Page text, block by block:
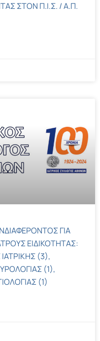
ΣΤΟΝ Π.Ι.Σ. / Α.Π.
ΓΙΑ
ΕΙΔΙΚΟΤΗΤΑΣ:
(3),
(1),
(1)